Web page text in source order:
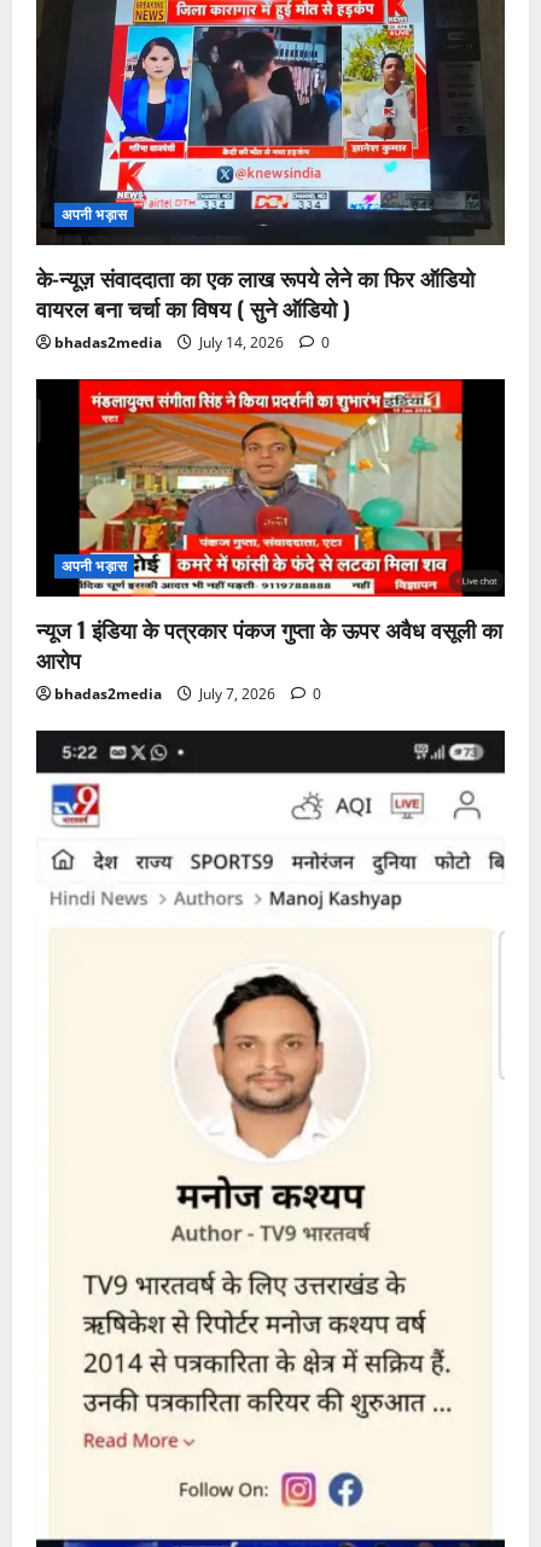
अपनी भड़ास
के-न्यूज़ संवाददाता का एक लाख रूपये लेने का फिर ऑडियो
वायरल बना चर्चा का विषय ( सुने ऑडियो )
bhadas2media July 14, 2026 0
अपनी भड़ास
न्यूज 1 इंडिया के पत्रकार पंकज गुप्ता के ऊपर अवैध वसूली का
आरोप
bhadas2media July 7, 2026 0